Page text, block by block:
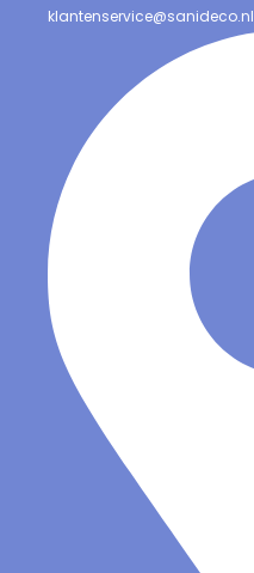
klantenservice@sanideco.nl